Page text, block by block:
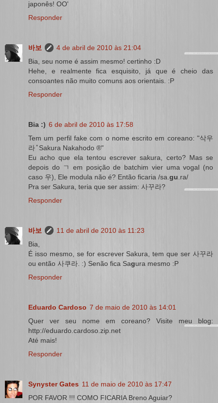
japonês! OO'
Responder
바보
4 de abril de 2010 às 21:04
Bia, seu nome é assim mesmo! certinho :D
Hehe, e realmente fica esquisito, já que é cheio das
consoantes não muito comuns aos orientais. :P
Responder
Bia :) 6 de abril de 2010 às 17:58
Tem um perfil fake com o nome escrito em coreano: "삭우
라 ̽ Sakura Nakahodo ®"
Eu acho que ela tentou escrever sakura, certo? Mas se
depois do ㄱ em posição de batchim vier uma vogal (no
caso 우), Ele modula não é? Então ficaria /sa.gu.ra/
Pra ser Sakura, teria que ser assim: 사꾸라?
Responder
바보
11 de abril de 2010 às 11:23
Bia,
É isso mesmo, se for escrever Sakura, tem que ser 사꾸라
ou então 사쿠라. :) Senão fica Sagura mesmo :P
Responder
Eduardo Cardoso 7 de maio de 2010 às 14:01
Quer ver seu nome em coreano? Visite meu blog:
http://eduardo.cardoso.zip.net
Até mais!
Responder
Synyster Gates 11 de maio de 2010 às 17:47
POR FAVOR !!! COMO FICARIA Breno Aguiar?